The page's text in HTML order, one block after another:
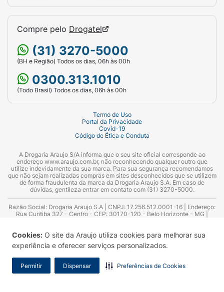
Cookies: O site da Araujo utiliza cookies para melhorar sua
experiência e oferecer serviços personalizados.
Permitir Dispensar Preferências de Cookies
Compre pelo Drogatel
(31) 3270-5000
(BH e Região) Todos os dias, 06h às 00h
0300.313.1010
(Todo Brasil) Todos os dias, 06h às 00h
Termo de Uso
Portal da Privacidade
Covid-19
Código de Ética e Conduta
A Drogaria Araujo S/A informa que o seu site oficial corresponde ao
endereço www.araujo.com.br, não reconhecendo qualquer outro que
utilize indevidamente da sua marca. Para sua segurança recomendamos
que não sejam realizadas compras em sites desconhecidos que se utilizem
de forma fraudulenta da marca da Drogaria Araujo S.A. Em caso de
dúvidas, gentileza entrar em contato com (31) 3270-5000.
Razão Social: Drogaria Araujo S.A | CNPJ: 17.256.512.0001-16 | Endereço:
Rua Curitiba 327 - Centro - CEP: 30170-120 - Belo Horizonte - MG |
Azevedo Guimarães – CRF 10.965 | Yasmin Silva Alvarenga – CRF 52.584 -
Consultor substituto: Thiago Aguiar Pinheiro - CRF Nº 13.748. Alvará
Sanitário: 2025020713 | Autorização de Funcionamento da Empresa (AFE):